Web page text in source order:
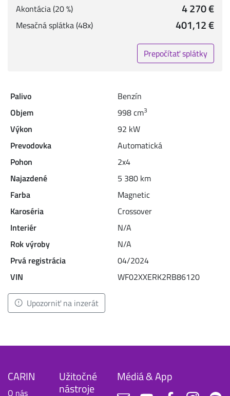
Akontácia (20 %)
4 270 €
Mesačná splátka (48x) 401,12 €
Prepočítať splátky
Palivo
Benzín
Objem
998 cm3
Výkon
92 kW
Prevodovka
Automatická
Pohon
2x4
Najazdené
5 380 km
Farba
Magnetic
Karoséria
Crossover
Interiér
N/A
Rok výroby
N/A
Prvá registrácia
04/2024
VIN
WF02XXERK2RB86120
Upozorniť na inzerát
CARIN
O nás
Užitočné
nástroje
Médiá & App